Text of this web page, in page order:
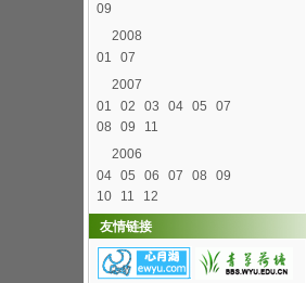
09
2008
01
07
2007
01
02 03 04 05
07
08
09
11
2006
04 05 06 07 08
09
10
11
12
友情链接